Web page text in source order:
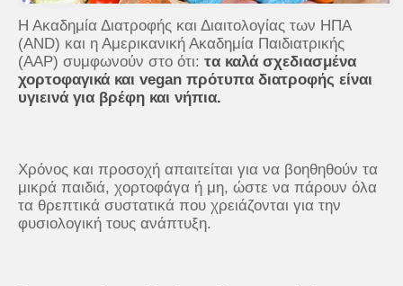
Η Ακαδημία Διατροφής και Διαιτολογίας των ΗΠΑ
(AND) και η Αμερικανική Ακαδημία Παιδιατρικής
(ΑΑΡ) συμφωνούν στο ότι: τα καλά σχεδιασμένα
χορτοφαγικά και vegan πρότυπα διατροφής είναι
υγιεινά για βρέφη και νήπια.
Χρόνος και προσοχή απαιτείται για να βοηθηθούν τα
μικρά παιδιά, χορτοφάγα ή μη, ώστε να πάρουν όλα
τα θρεπτικά συστατικά που χρειάζονται για την
φυσιολογική τους ανάπτυξη.